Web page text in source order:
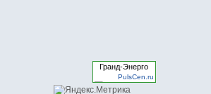
Гранд-Энерго
PulsCen.ru